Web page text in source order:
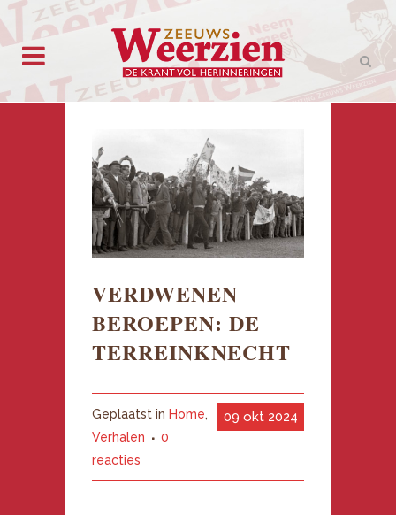
VERDWENEN
BEROEPEN: DE
TERREINKNECHT
09 okt 2024
Geplaatst in Home,
Verhalen
0
reacties